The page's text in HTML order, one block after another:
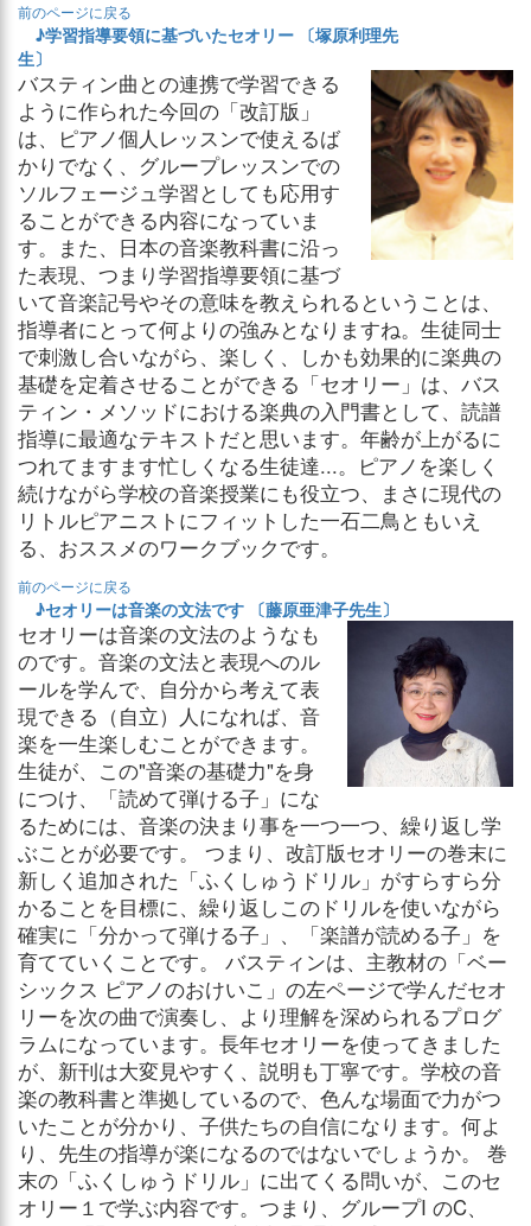
前のページに戻る
♪学習指導要領に基づいたセオリー 〔塚原利理先
生〕
バスティン曲との連携で学習できる
ように作られた今回の「改訂版」
は、ピアノ個人レッスンで使えるば
かりでなく、グループレッスンでの
ソルフェージュ学習としても応用す
ることができる内容になっていま
す。また、日本の音楽教科書に沿っ
た表現、つまり学習指導要領に基づ
いて音楽記号やその意味を教えられるということは、
指導者にとって何よりの強みとなりますね。生徒同士
で刺激し合いながら、楽しく、しかも効果的に楽典の
基礎を定着させることができる「セオリー」は、バス
ティン・メソッドにおける楽典の入門書として、読譜
指導に最適なテキストだと思います。年齢が上がるに
つれてますます忙しくなる生徒達...。ピアノを楽しく
続けながら学校の音楽授業にも役立つ、まさに現代の
リトルピアニストにフィットした一石二鳥ともいえ
る、おススメのワークブックです。
前のページに戻る
♪セオリーは音楽の文法です 〔藤原亜津子先生〕
セオリーは音楽の文法のようなも
のです。音楽の文法と表現へのル
ールを学んで、自分から考えて表
現できる（自立）人になれば、音
楽を一生楽しむことができます。
生徒が、この"音楽の基礎力"を身
につけ、「読めて弾ける子」にな
るためには、音楽の決まり事を一つ一つ、繰り返し学
ぶことが必要です。 つまり、改訂版セオリーの巻末に
新しく追加された「ふくしゅうドリル」がすらすら分
かることを目標に、繰り返しこのドリルを使いながら
確実に「分かって弾ける子」、「楽譜が読める子」を
育てていくことです。 バスティンは、主教材の「ベー
シックス ピアノのおけいこ」の左ページで学んだセオ
リーを次の曲で演奏し、より理解を深められるプログ
ラムになっています。長年セオリーを使ってきました
が、新刊は大変見やすく、説明も丁寧です。学校の音
楽の教科書と準拠しているので、色んな場面で力がつ
いたことが分かり、子供たちの自信になります。何よ
り、先生の指導が楽になるのではないでしょうか。 巻
末の「ふくしゅうドリル」に出てくる問いが、このセ
オリー１で学ぶ内容です。つまり、グループI のC、